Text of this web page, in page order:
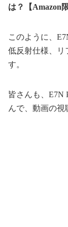
は？【Amazon
このように、
低反射仕様、リ
す。
皆さんも、E7N
んで、動画の視